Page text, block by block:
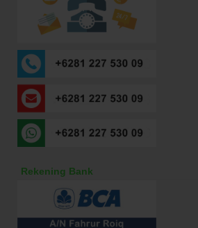
Rekening Bank